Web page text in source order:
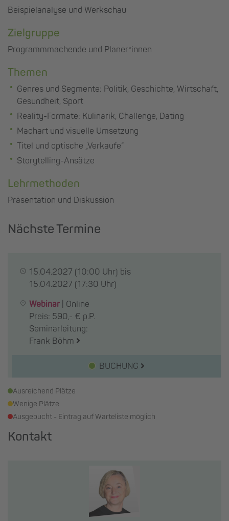
Beispielanalyse und Werkschau
Zielgruppe
Programmmachende und Planer*innen
Themen
Genres und Segmente: Politik, Geschichte, Wirtschaft,
Gesundheit, Sport
Reality-Formate: Kulinarik, Challenge, Dating
Machart und visuelle Umsetzung
Titel und optische „Verkaufe“
Storytelling-Ansätze
Lehrmethoden
Präsentation und Diskussion
Nächste Termine
15.04.2027 (10:00 Uhr) bis
15.04.2027 (17:30 Uhr)
Webinar
Online
Preis: 590,- € p.P.
Seminarleitung:
Frank Böhm
BUCHUNG
Ausreichend Plätze
Wenige Plätze
Ausgebucht - Eintrag auf Warteliste möglich
Kontakt